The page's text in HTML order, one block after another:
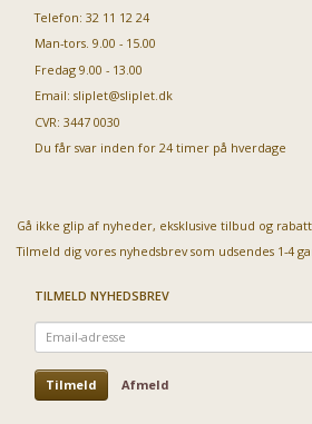
Telefon: 32 11 12 24
Man-tors. 9.00 - 15.00
Fredag 9.00 - 13.00
Email: sliplet@sliplet.dk
CVR: 3447 0030
Du får svar inden for 24 timer på hverdage
Gå ikke glip af nyheder, eksklusive tilbud og
Tilmeld dig vores nyhedsbrev som udsendes 1-4
TILMELD NYHEDSBREV
Email-
adresse
Tilmeld Afmeld